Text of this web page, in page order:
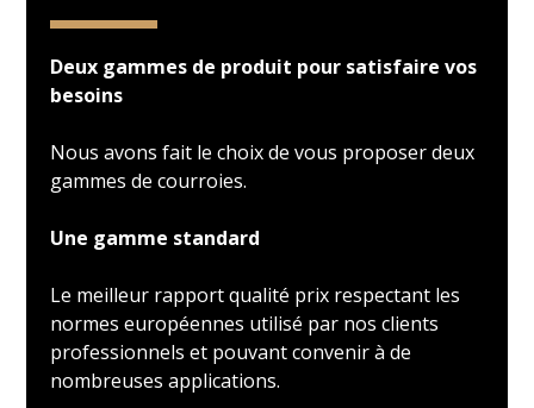
Deux gammes de produit pour satisfaire vos
besoins
Nous avons fait le choix de vous proposer deux
gammes de courroies.
Une gamme standard
Le meilleur rapport qualité prix respectant les
normes européennes utilisé par nos clients
professionnels et pouvant convenir à de
nombreuses applications.